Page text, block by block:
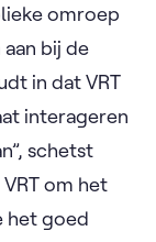
omroep
bij de
in dat VRT
interageren
schetst
om het
het goed